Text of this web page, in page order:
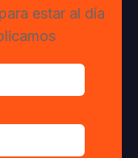
estar al día